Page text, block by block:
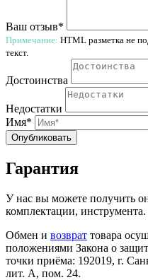
Ваш отзыв*
Примечание: HTML разметка не
текст.
Достоинства
Недостатки
Имя*
Опубликовать
Гарантия
У нас вы можете получить
комплектации, инструмента.
Обмен и возврат товара
положениями Закона о
точки приёма: 192019, г.
лит. А, пом. 24.